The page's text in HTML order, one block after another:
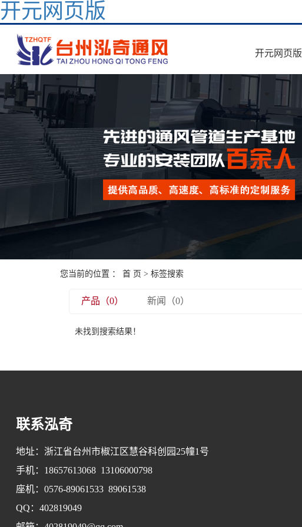
开元网页版
开元网页版
您当前的位置 ： 首 页 > 标签搜索
产品（0） 新闻（0）
未找到搜索结果！
联系泓奇
地址：浙江省台州市椒江区慧谷科创园25幢1号
手机：18657613068 13106000798
座机：0576-89061533 89061538
QQ：402819049